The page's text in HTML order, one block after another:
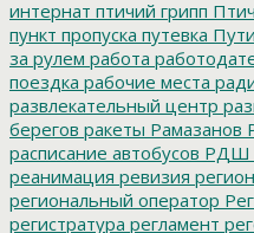
интернат птичий грипп
пункт пропуска путевка
за рулем работа
поездка рабочие места
развлекательный центр
берегов ракеты Рамазанов
расписание автобусов РДШ
реанимация ревизия
региональный оператор
регистратура регламент